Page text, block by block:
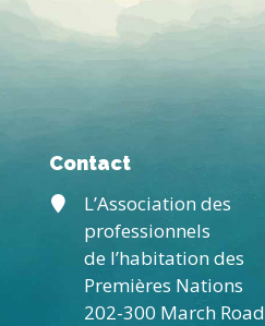
Contact
L’Association des
professionnels
de l’habitation des
Premières Nations
202-300 March Road